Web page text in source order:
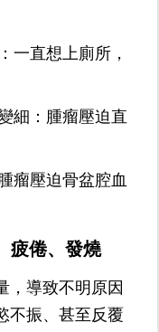
一直想上廁所，
細：腫瘤壓迫直
瘤壓迫骨盆腔血
疲倦、發燒
，導致不明原因
不振、甚至反覆